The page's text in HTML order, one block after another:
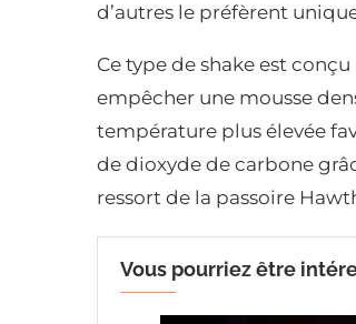
d’autres le préfèrent
Ce type de shake est
empêcher une mousse
température plus élevée
de dioxyde de carbone
ressort de la passoire
Vous pourriez être